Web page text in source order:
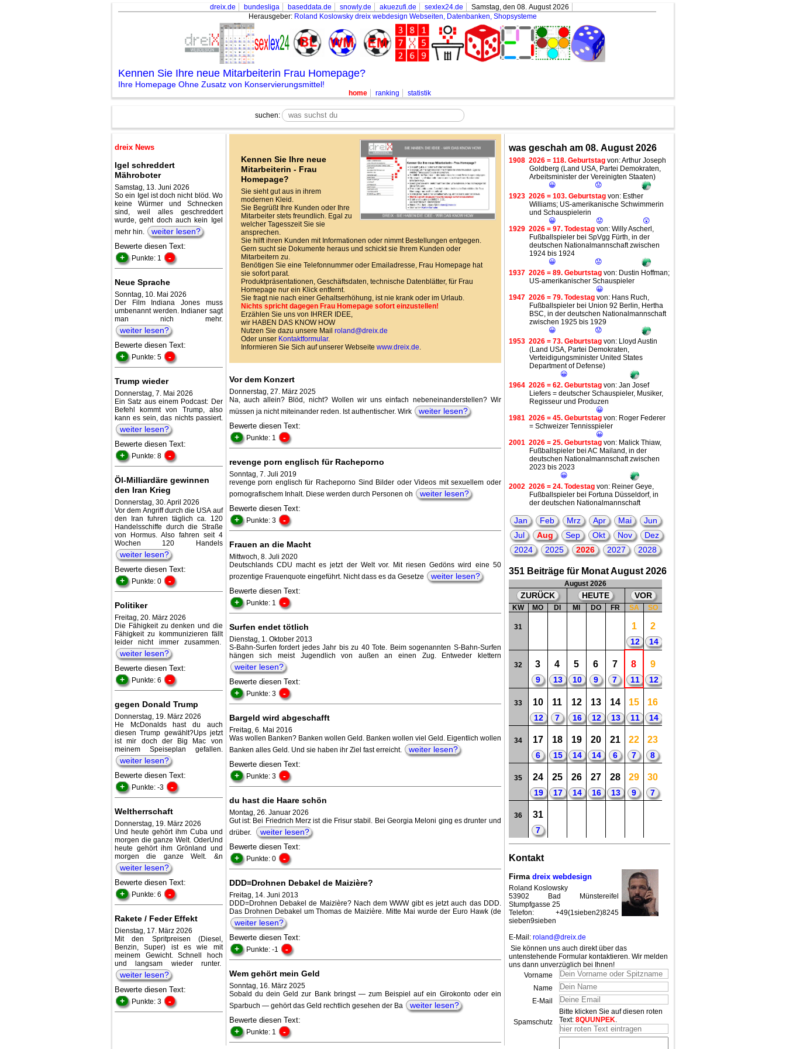
dreix.de bundesliga baseddata.de snowly.de akuezufi.de sexlex24.de
Samstag, den 08. August 2026
Herausgeber: Roland Koslowsky dreix webdesign Webseiten, Datenbanken, Shopsysteme
Kennen Sie Ihre neue Mitarbeiterin Frau Homepage?
Ihre Homepage Ohne Zusatz von Konservierungsmittel!
home ranking statistik
suchen:
dreix News
Igel schreddert
Mähroboter
Samstag, 13. Juni 2026
So ein Igel ist doch nicht blöd. Wo
keine Würmer und Schnecken
sind, weil alles geschreddert
wurde, geht doch auch kein Igel
mehr hin.
weiter lesen?
Bewerte diesen Text:
+ Punkte: 1 -
Neue Sprache
Sonntag, 10. Mai 2026
Der Film Indiana Jones muss
umbenannt werden. Indianer sagt
man nich mehr.
weiter lesen?
Bewerte diesen Text:
+ Punkte: 5 -
Trump wieder
Donnerstag, 7. Mai 2026
Ein Satz aus einem Podcast: Der
Befehl kommt von Trump, also
kann es sein, das nichts passiert.
weiter lesen?
Bewerte diesen Text:
+ Punkte: 8 -
Öl-Milliardäre gewinnen
den Iran Krieg
Donnerstag, 30. April 2026
Vor dem Angriff durch die USA auf
den Iran fuhren täglich ca. 120
Handelsschiffe durch die Straße
von Hormus. Also fahren seit 4
Wochen 120 Handels
weiter lesen?
Bewerte diesen Text:
+ Punkte: 0 -
Politiker
Freitag, 20. März 2026
Die Fähigkeit zu denken und die
Fähigkeit zu kommunizieren fällt
leider nicht immer zusammen.
weiter lesen?
Bewerte diesen Text:
+ Punkte: 6 -
gegen Donald Trump
Donnerstag, 19. März 2026
He McDonalds hast du auch
diesen Trump gewählt?Ups jetzt
ist mir doch der Big Mac von
meinem Speiseplan gefallen.
weiter lesen?
Bewerte diesen Text:
+ Punkte: -3 -
Weltherrschaft
Donnerstag, 19. März 2026
Und heute gehört ihm Cuba und
morgen die ganze Welt. OderUnd
heute gehört ihm Grönland und
morgen die ganze Welt. &n
weiter lesen?
Bewerte diesen Text:
+ Punkte: 6 -
Rakete / Feder Effekt
Dienstag, 17. März 2026
Mit den Spritpreisen (Diesel,
Benzin, Super) ist es wie mit
meinem Gewicht. Schnell hoch
und langsam wieder runter.
weiter lesen?
Bewerte diesen Text:
+ Punkte: 3 -
Kennen Sie Ihre neue
Mitarbeiterin - Frau
Homepage?
Sie sieht gut aus in ihrem
modernen Kleid.
Sie Begrüßt Ihre Kunden oder Ihre
Mitarbeiter stets freundlich. Egal zu
welcher Tagesszeit Sie sie
ansprechen.
Sie hilft ihren Kunden mit Informationen oder nimmt Bestellungen entgegen.
Gern sucht sie Dokumente heraus und schickt sie Ihrem Kunden oder
Mitarbeitern zu.
Benötigen Sie eine Telefonnummer oder Emailadresse, Frau Homepage hat
sie sofort parat.
Produktpräsentationen, Geschäftsdaten, technische Datenblätter, für Frau
Homepage nur ein Klick entfernt.
Sie fragt nie nach einer Gehaltserhöhung, ist nie krank oder im Urlaub.
Nichts spricht dagegen Frau Homepage sofort einzustellen!
Erzählen Sie uns von IHRER IDEE,
wir HABEN DAS KNOW HOW
Nutzen Sie dazu unsere Mail roland@dreix.de
Oder unser Kontaktformular.
Informieren Sie Sich auf unserer Webseite www.dreix.de
Vor dem Konzert
Donnerstag, 27. März 2025
Na, auch allein? Blöd, nicht? Wollen wir uns einfach nebeneinanderstellen? Wir
müssen ja nicht miteinander reden. Ist authentischer. Wirk
weiter lesen?
Bewerte diesen Text:
+ Punkte: 1 -
revenge porn englisch für Racheporno
Sonntag, 7. Juli 2019
revenge porn englisch für Racheporno Sind Bilder oder Videos mit sexuellem oder
pornografischem Inhalt. Diese werden durch Personen oh
weiter lesen?
Bewerte diesen Text:
+ Punkte: 3 -
Frauen an die Macht
Mittwoch, 8. Juli 2020
Deutschlands CDU macht es jetzt der Welt vor. Mit riesen Gedöns wird eine 50
prozentige Frauenquote eingeführt. Nicht dass es da Gesetze
weiter lesen?
Bewerte diesen Text:
+ Punkte: 1 -
Surfen endet tötlich
Dienstag, 1. Oktober 2013
S-Bahn-Surfen fordert jedes Jahr bis zu 40 Tote. Beim sogenannten S-Bahn-Surfen
hängen sich meist Jugendlich von außen an einen Zug. Entweder klettern
weiter lesen?
Bewerte diesen Text:
+ Punkte: 3 -
Bargeld wird abgeschafft
Freitag, 6. Mai 2016
Was wollen Banken? Banken wollen Geld. Banken wollen viel Geld. Eigentlich wollen
Banken alles Geld. Und sie haben ihr Ziel fast erreicht.
weiter lesen?
Bewerte diesen Text:
+ Punkte: 3 -
du hast die Haare schön
Montag, 26. Januar 2026
Gut ist: Bei Friedrich Merz ist die Frisur stabil. Bei Georgia Meloni ging es drunter und
drüber.
weiter lesen?
Bewerte diesen Text:
+ Punkte: 0 -
DDD=Drohnen Debakel de Maizière?
Freitag, 14. Juni 2013
DDD=Drohnen Debakel de Maizière? Nach dem WWW gibt es jetzt auch das DDD.
Das Drohnen Debakel um Thomas de Maizière. Mitte Mai wurde der Euro Hawk (de
weiter lesen?
Bewerte diesen Text:
+ Punkte: -1 -
Wem gehört mein Geld
Sonntag, 16. März 2025
Sobald du dein Geld zur Bank bringst — zum Beispiel auf ein Girokonto oder ein
Sparbuch — gehört das Geld rechtlich gesehen der Ba
weiter lesen?
Bewerte diesen Text:
+ Punkte: 1 -
was geschah am 08. August 2026
1908 2026 = 118. Geburtstagvon: Arthur Joseph
Goldberg (Land USA, Partei Demokraten,
Arbeitsminister der Vereinigten Staaten)
😀
😟
1923 2026 = 103. Geburtstagvon: Esther
Williams; US-amerikanische Schwimmerin
und Schauspielerin
😀
😟
😲
1929 2026 = 97. Todestagvon: Willy Ascherl,
Fußballspieler bei SpVgg Fürth, in der
deutschen Nationalmannschaft zwischen
1924 bis 1924
😀
😟
1937 2026 = 89. Geburtstagvon: Dustin Hoffman;
US-amerikanischer Schauspieler
😀
1947 2026 = 79. Todestagvon: Hans Ruch,
Fußballspieler bei Union 92 Berlin, Hertha
BSC, in der deutschen Nationalmannschaft
zwischen 1925 bis 1929
😀
😟
1953 2026 = 73. Geburtstagvon: Lloyd Austin
(Land USA, Partei Demokraten,
Verteidigungsminister United States
Department of Defense)
😀
1964 2026 = 62. Geburtstagvon: Jan Josef
Liefers = deutscher Schauspieler, Musiker,
Regisseur und Produzen
😀
1981 2026 = 45. Geburtstagvon: Roger Federer
= Schweizer Tennisspieler
😀
2001 2026 = 25. Geburtstagvon: Malick Thiaw,
Fußballspieler bei AC Mailand, in der
deutschen Nationalmannschaft zwischen
2023 bis 2023
😀
2002 2026 = 24. Todestagvon: Reiner Geye,
Fußballspieler bei Fortuna Düsseldorf, in
der deutschen Nationalmannschaft
😀
😟
2022 2026 = 4. Todestagvon: Olivia Newton-John
= britisch-australische Sängerin,
Songwriterin, Schauspielerin
😀
😟
Jan Feb Mrz Apr Mai
Jun
Jul
Aug Sep Okt Nov
Dez
2024
2025 2026 2027 2028
351 Beiträge für Monat August 2026
August 2026
ZURÜCK HEUTE VOR
KW MO DI MI DO FR SA SO
31 1
12
2
14
32 3
9
4
13
5
10
6
9
7
7
8
11
9
12
33 10
12
11
7
12
16
13
12
14
13
15
11
16
14
34 17
6
18
15
19
14
20
14
21
6
22
7
23
8
35 24
19
25
17
26
14
27
16
28
13
29
9
30
7
36 31
7
Kontakt
Firma dreix webdesign
Roland Koslowsky
53902 Bad Münstereifel
Stumpfgasse 25
Telefon: +49(1sieben2)8245
sieben9sieben
E-Mail: roland@dreix.de
Sie können uns auch direkt über das
untenstehende Formular kontaktieren. Wir melden
uns dann unverzüglich bei Ihnen!
Vorname
Name
E-Mail
Spamschutz
Bitte klicken Sie auf diesen roten
Text: 8QUUNPEK